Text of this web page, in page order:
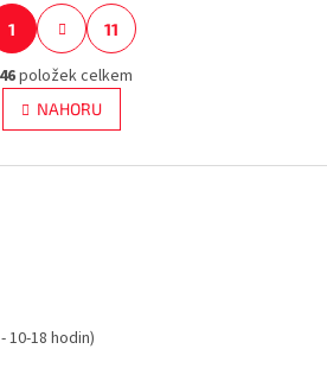
O
v
l
á
d
c
ý
S
t
r
á
n
k
o
á
1 11
položek celkem
NAHORU
10-18 hodin)